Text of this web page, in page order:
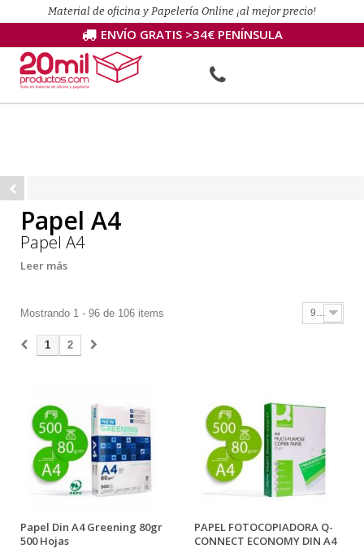
Material de oficina y Papelería Online ¡al mejor precio!
ENVÍO GRATIS >34€ PENÍNSULA
Papel A4
Papel A4
Leer más
Mostrando 1 - 96 de 106 items 96
1 2
Papel Din A4 Greening 80gr
500 Hojas
PAPEL FOTOCOPIADORA Q-
CONNECT ECONOMY DIN A4